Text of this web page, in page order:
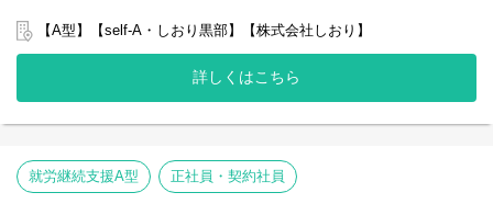
グループ全体で培った豊富なノウハウとネットワークを活かし、
弊社グループでは2つのパターンの事業所を全国に展開をさせて頂
【就労継続支援A型事業所】
般就労を目指すサービス。
【就労継続支援B型事業所】
【A型】【self-A・しおり黒部】【株式会社しおり】
詳しくはこちら
就労継続支援A型 正社員・契約社員